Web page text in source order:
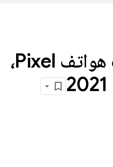
نشرة تحديثات هواتف Pixel،